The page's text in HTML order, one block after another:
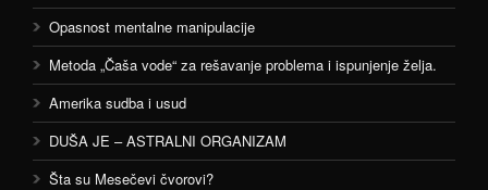
Opasnost mentalne manipulacije
Metoda „Čaša vode“ za rešavanje problema i ispunjenje želja.
Amerika sudba i usud
DUŠA JE – ASTRALNI ORGANIZAM
Šta su Mesečevi čvorovi?